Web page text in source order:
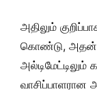
அதிலும்
கொண்டு, அதன்
வாசிப்பாளரான